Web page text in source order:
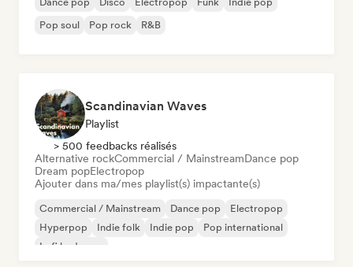
Pop soul
Pop rock R&B
Scandinavian Waves
Playlist
> 500 feedbacks réalisés
Alternative rockCommercial / MainstreamDance pop
Dream popElectropop
Ajouter dans ma/mes playlist(s) impactante(s)
Commercial / Mainstream Dance pop
Electropop
Hyperpop
Indie folk Indie pop
Pop international
Lofi bedroom